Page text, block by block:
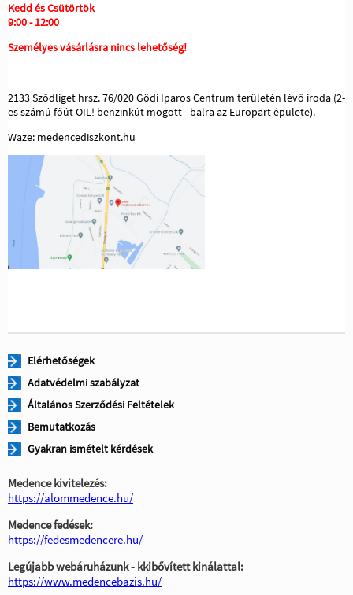
Kedd és Csütörtök
9:00 - 12:00
Személyes vásárlásra nincs lehetőség!
2133 Sződliget hrsz. 76/020 Gödi Iparos Centrum területén lévő iroda (2-
es számú főút OIL! benzinkút mögött - balra az Europart épülete).
Waze: medencediszkont.hu
Elérhetőségek
Adatvédelmi szabályzat
Általános Szerződési Feltételek
Bemutatkozás
Gyakran ismételt kérdések
Medence kivitelezés:
https://alommedence.hu/
Medence fedések:
https://fedesmedencere.hu/
Legújabb webáruházunk - kkibővített kinálattal:
https://www.medencebazis.hu/